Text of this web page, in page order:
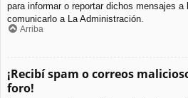
para informar o reportar dichos mensajes a
comunicarlo a La Administración.
Arriba
¡Recibí spam o correos
foro!